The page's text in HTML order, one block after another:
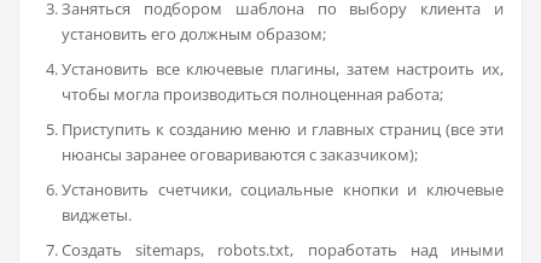
Заняться подбором шаблона по выбору клиента и
установить его должным образом;
Установить все ключевые плагины, затем настроить их,
чтобы могла производиться полноценная работа;
Приступить к созданию меню и главных страниц (все эти
нюансы заранее оговариваются с заказчиком);
Установить счетчики, социальные кнопки и ключевые
виджеты.
Создать sitemaps, robots.txt, поработать над иными